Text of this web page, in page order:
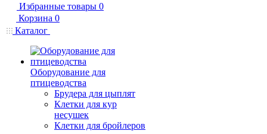
Избранные товары 0
Корзина 0
Каталог
Оборудование для
птицеводства
Брудера для цыплят
Клетки для кур
несушек
Клетки для бройлеров